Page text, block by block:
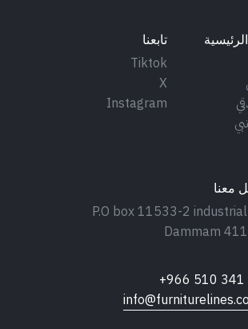
تابعنا
Tiktok
X
Instagram
معنا
P.O box 11533-2
Dammam
+966 510 341
info@furniturelines.co